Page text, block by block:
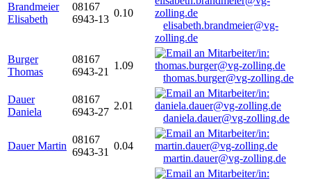
Brandmeier
Elisabeth
08167
6943-13
0.10
elisabeth.brandmeier@vg-
zolling.de
Burger
Thomas
08167
6943-21
1.09
thomas.burger@vg-zolling.de
Dauer
Daniela
08167
6943-27
2.01
daniela.dauer@vg-zolling.de
Dauer Martin
08167
6943-31
0.04
martin.dauer@vg-zolling.de